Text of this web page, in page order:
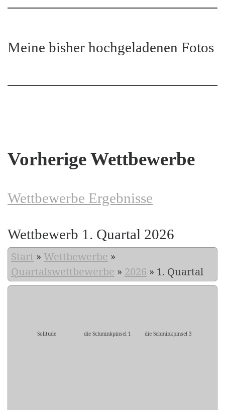
Meine bisher hochgeladenen Fotos
Vorherige Wettbewerbe
Wettbewerbe Ergebnisse
Wettbewerb 1. Quartal 2026
Start » Wettbewerbe »
Quartalswettbewerbe » 2026 » 1. Quartal
Solitude die Schminkpinsel 1 die Schminkpinsel 3